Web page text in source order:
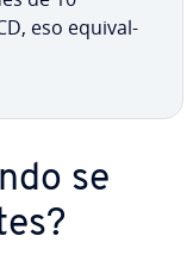
eso equi­va­l­
se